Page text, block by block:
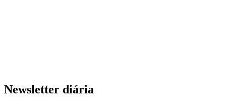
Newsletter diária